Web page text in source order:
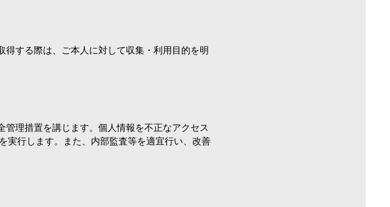
する際は、ご本人に対して収集・利用目的を明
理措置を講じます。個人情報を不正なアクセス
実行します。また、内部監査等を適宜行い、改善